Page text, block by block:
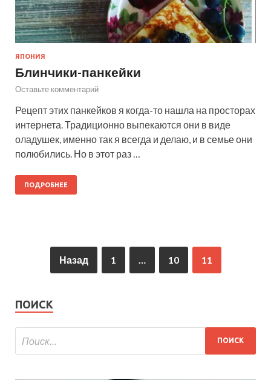
ЯПОНИЯ
Блинчики-панкейки
Оставьте комментарий
Рецепт этих панкейков я когда-то нашла на просторах
интернета. Традиционно выпекаются они в виде
оладушек, именно так я всегда и делаю, и в семье они
полюбились. Но в этот раз …
ПОДРОБНЕЕ
Назад 1 10 11
ПОИСК